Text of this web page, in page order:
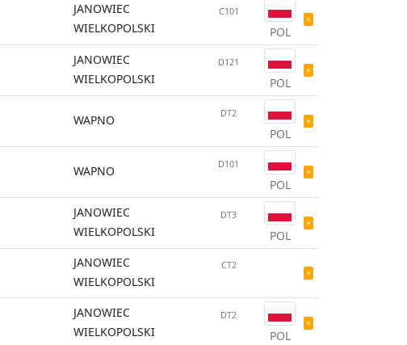
JANOWIEC
WIELKOPOLSKI
C101
POL
JANOWIEC
WIELKOPOLSKI
D121
POL
WAPNO DT2
POL
WAPNO D101
POL
JANOWIEC
WIELKOPOLSKI
DT3
POL
JANOWIEC
WIELKOPOLSKI
CT2
JANOWIEC
WIELKOPOLSKI
DT2
POL